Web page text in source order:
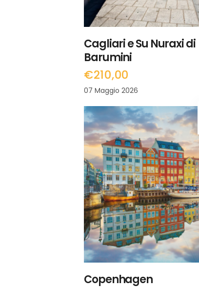
Cagliari e Su Nuraxi di
Barumini
€210,00
07 Maggio 2026
LEGGI TUTTO
Copenhagen